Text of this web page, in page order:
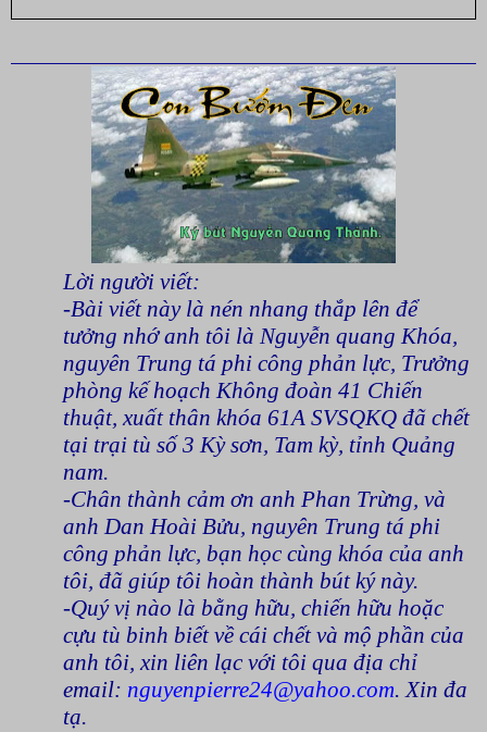
Lời người viết:
-Bài viết này là nén nhang thắp lên để
tưởng nhớ anh tôi là Nguyễn quang Khóa,
nguyên Trung tá phi công phản lực, Trưởng
phòng kế hoạch Không đoàn 41 Chiến
thuật, xuất thân khóa 61A SVSQKQ đã chết
tại trại tù số 3 Kỳ sơn, Tam kỳ, tỉnh Quảng
nam.
-Chân thành cảm ơn anh Phan Trừng, và
anh Dan Hoài Bửu, nguyên Trung tá phi
công phản lực, bạn học cùng khóa của anh
tôi, đã giúp tôi hoàn thành bút ký này.
-Quý vị nào là bằng hữu, chiến hữu hoặc
cựu tù binh biết về cái chết và mộ phần của
anh tôi, xin liên lạc với tôi qua địa chỉ
email: nguyenpierre24@yahoo.com. Xin đa
tạ.